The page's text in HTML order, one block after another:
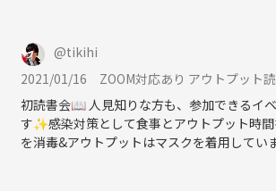
@tikihi
2021/01/16
ZOOM対応あり アウトプット読書会『
初読書会📖 人見知りな方も、参加できるイ
す✨感染対策として食事とアウトプット時
を消毒&アウトプットはマスクを着用してい